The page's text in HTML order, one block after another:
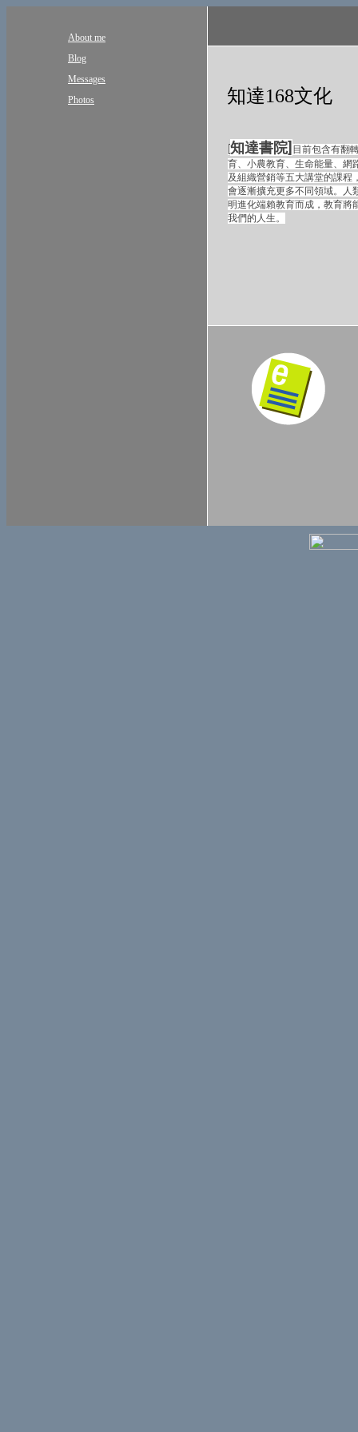
知達168文化
知達書院] 目前包含有翻
育、小農教育、生命能量、網
及組織營銷等五大講堂的課程
會逐漸擴充更多不同領域。人
明進化端賴教育而成，教育將
我們的人生。
About me
Blog
Messages
Photos